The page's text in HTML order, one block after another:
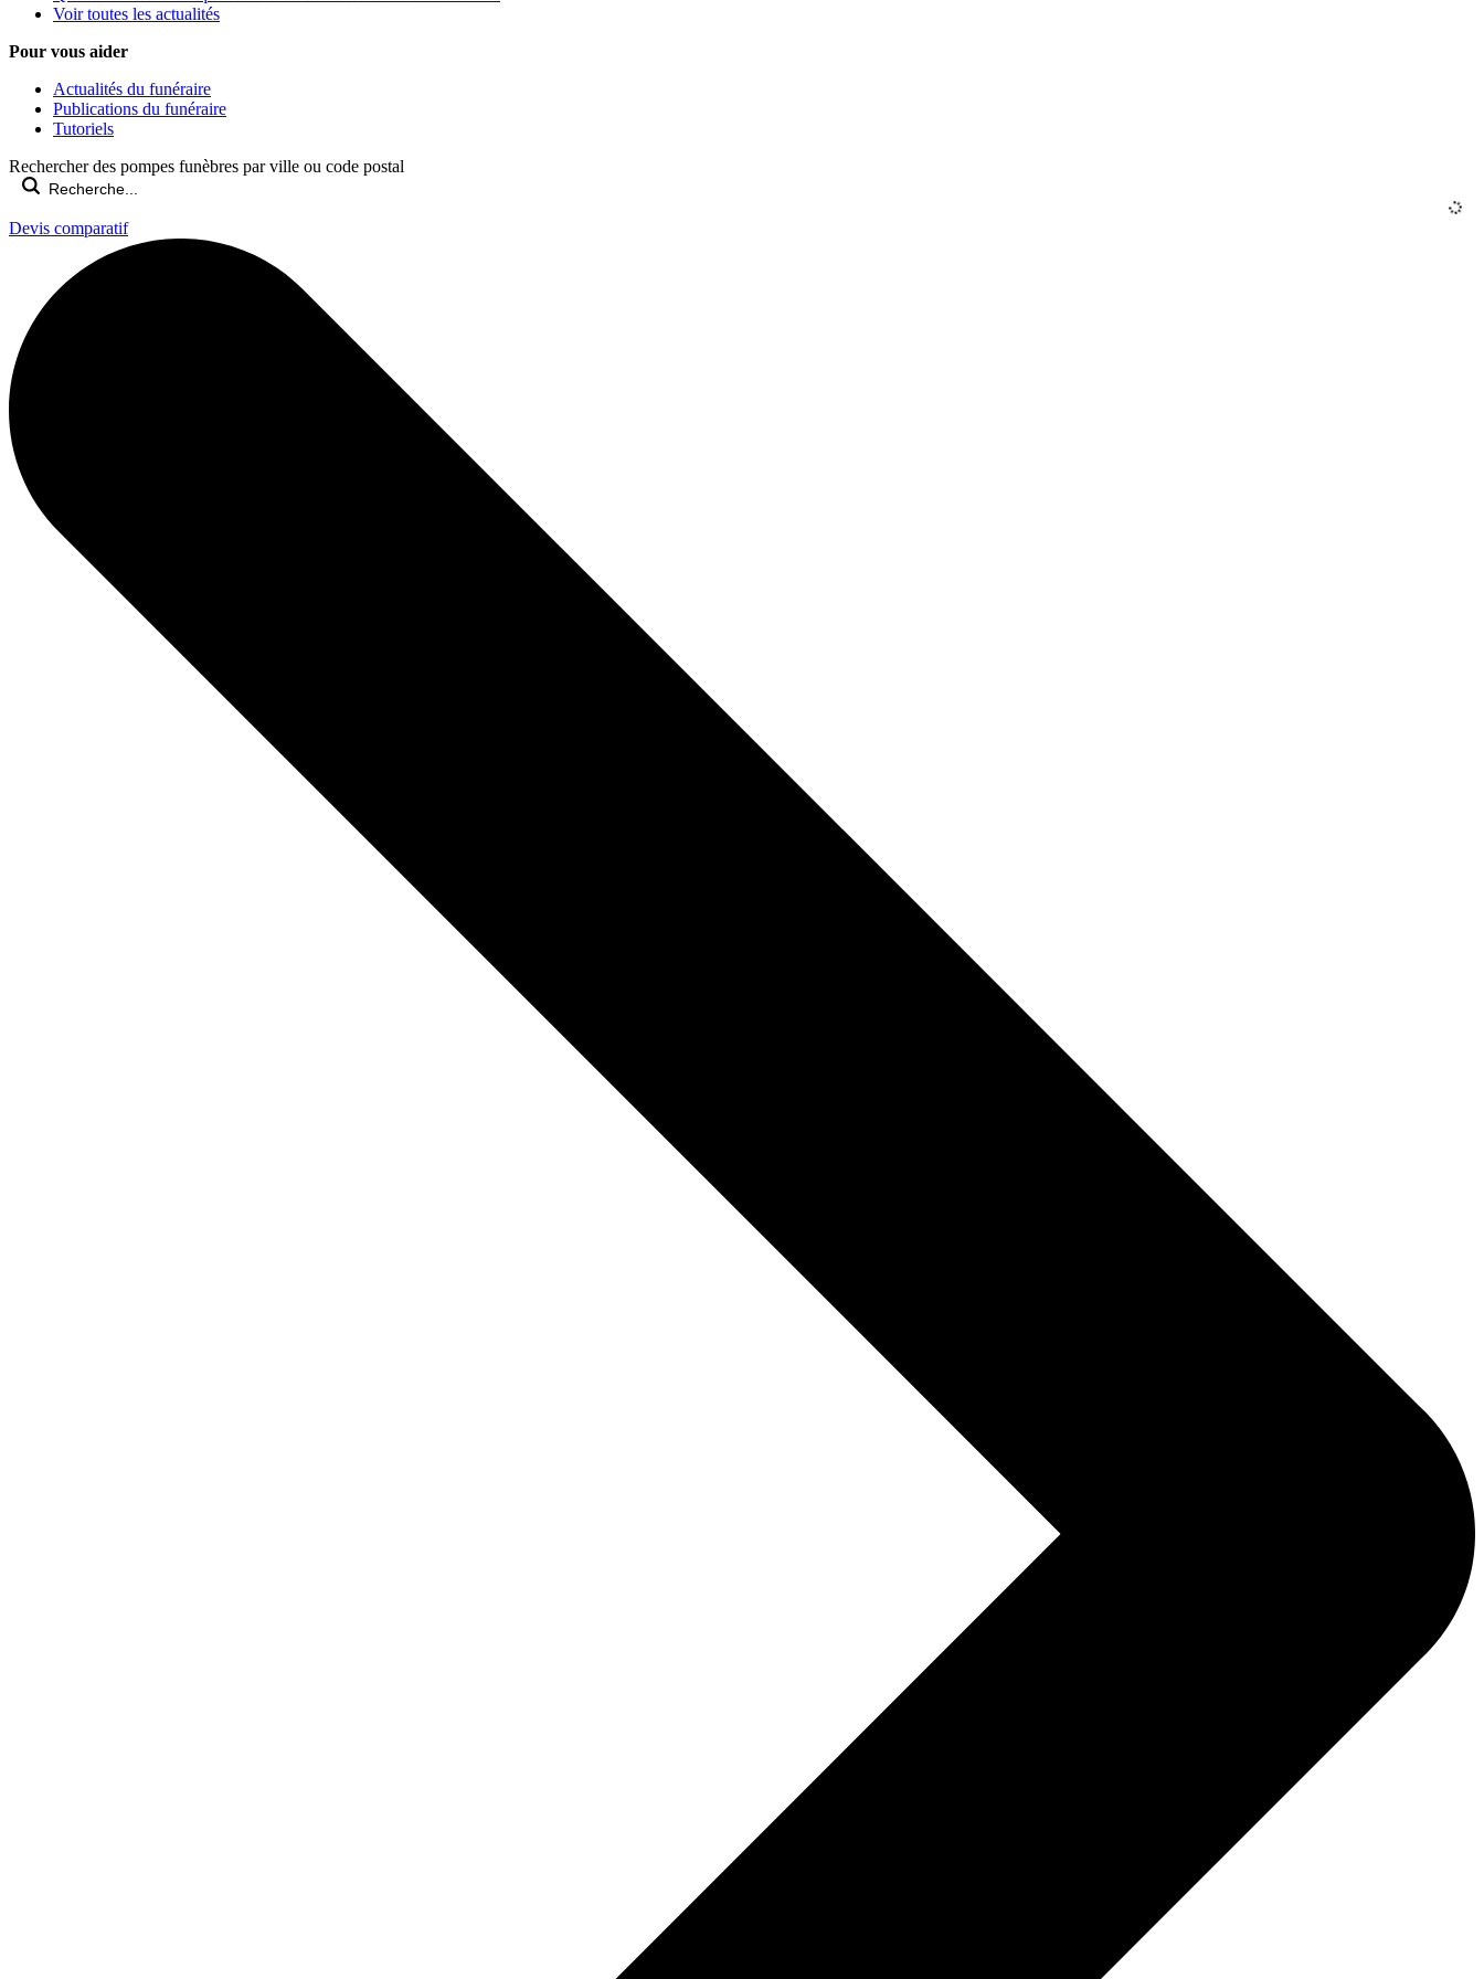
Voir toutes les actualités
Pour vous aider
Actualités du funéraire
Publications du funéraire
Tutoriels
Rechercher des pompes funèbres par ville ou code postal
Devis comparatif